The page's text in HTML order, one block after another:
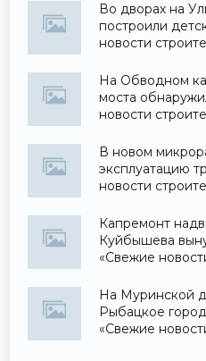
Во дворах на
построили
новости
На Обводном
моста
новости
В новом
эксплуатацию
новости
Капремонт
Куйбышева
«Свежие
На Муринской
Рыбацкое
«Свежие